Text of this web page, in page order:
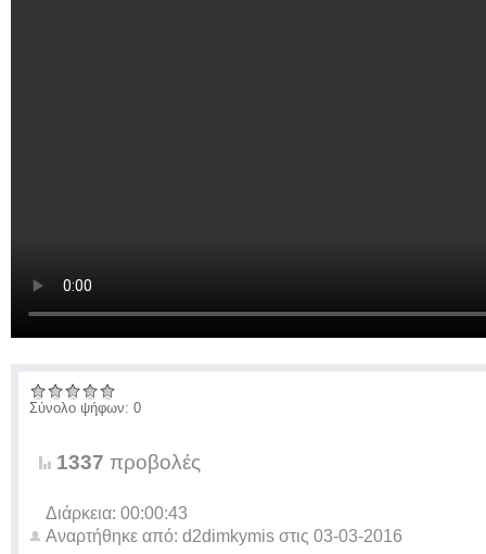
Σύνολο ψήφων: 0
1337 προβολές
Διάρκεια: 00:00:43
Αναρτήθηκε από: d2dimkymis στις 03-03-2016